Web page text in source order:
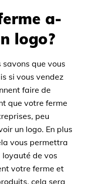
a-
logo?
que vous
si vous vendez
faire de
que votre ferme
peu
un logo. En plus
vous permettra
loyauté de vos
votre ferme et
cela sera